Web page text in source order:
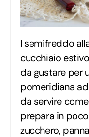
l semifreddo
cucchiaio
da gustare per
pomeridiana
da servire
prepara in
zucchero,